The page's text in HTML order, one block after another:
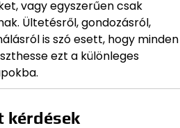
vagy egyszerűen csak
Ültetésről, gondozásról,
is szó esett, hogy minden
ezt a különleges
kérdések